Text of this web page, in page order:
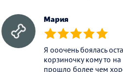
Мария
(*) (*) (*) (*) (*)
Я ооочень боялась
корзиночку кому то
прошло более чем